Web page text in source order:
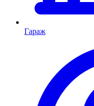
Гараж